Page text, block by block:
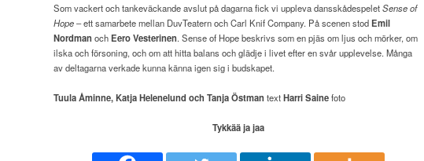
Som vackert och tankeväckande avslut på dagarna fick vi uppleva dansskådespeletSense of
Hope– ett samarbete mellan DuvTeatern och Carl Knif Company. På scenen stod Emil
Nordman och Eero Vesterinen. Sense of Hope beskrivs som en pjäs om ljus och mörker, om
ilska och försoning, och om att hitta balans och glädje i livet efter en svår upplevelse. Många
av deltagarna verkade kunna känna igen sig i budskapet.
Tuula Åminne, Katja Helenelund och Tanja Östman textHarri Sainefoto
Tykkää ja jaa